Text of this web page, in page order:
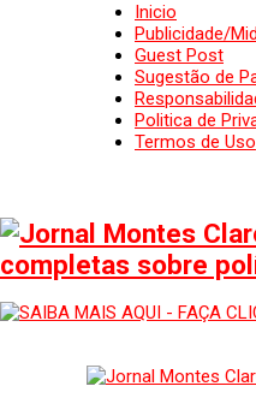
Inicio
Publicidade/
Guest Post
Sugestão de
Politica de
Termos de Uso
completas sobre